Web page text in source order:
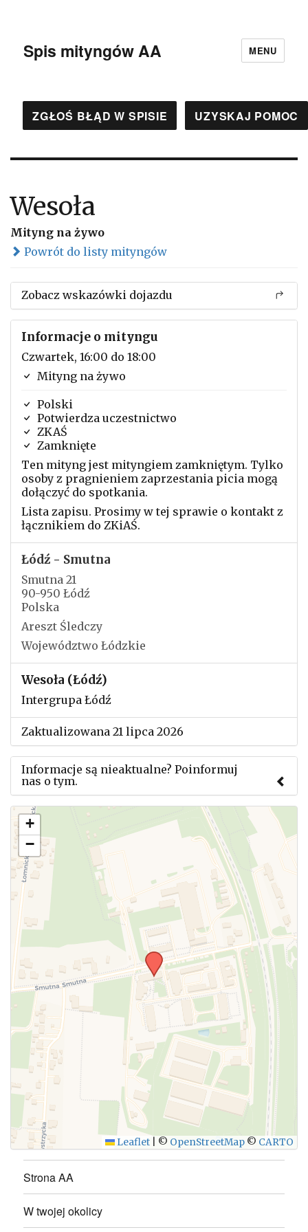
Spis mityngów AA MENU
ZGŁOŚ BŁĄD W SPISIE UZYSKAJ POMOC
Wesoła
Mityng na żywo
Powrót do listy mityngów
Zobacz wskazówki dojazdu
Informacje o mityngu
Czwartek, 16:00 do 18:00
Mityng na żywo
Polski
Potwierdza uczestnictwo
ZKAŚ
Zamknięte
Ten mityng jest mityngiem zamkniętym. Tylko
osoby z pragnieniem zaprzestania picia mogą
dołączyć do spotkania.
Lista zapisu. Prosimy w tej sprawie o kontakt z
łącznikiem do ZKiAŚ.
Łódź - Smutna
Smutna 21
90-950 Łódź
Polska
Areszt Śledczy
Województwo Łódzkie
Wesoła (Łódź)
Intergrupa Łódź
Zaktualizowana 21 lipca 2026
Informacje są nieaktualne? Poinformuj
nas o tym.
Użyj tego formularza aby przesłać informację o
zmianach w powyższym mityngu.
WYŚLIJ
+
−
Leaflet © OpenStreetMap © CARTO
Strona AA
W twojej okolicy